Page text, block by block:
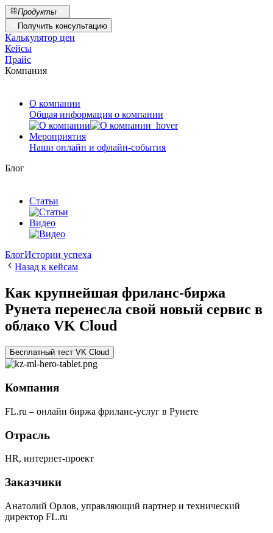
Продукты
Получить консультацию
Калькулятор цен
Кейсы
Прайс
Компания
О компании
Общая информация о компании
Мероприятия
Наши онлайн и офлайн-события
Блог
Статьи
Видео
БлогИстории успеха
Назад к кейсам
Как крупнейшая фриланс-биржа
Рунета перенесла свой новый сервис в
облако VK Cloud
Бесплатный тест VK Cloud
Компания
FL.ru – онлайн биржа фриланс-услуг в Рунете
Отрасль
HR, интернет-проект
Заказчики
Анатолий Орлов, управляющий партнер и технический
директор FL.ru